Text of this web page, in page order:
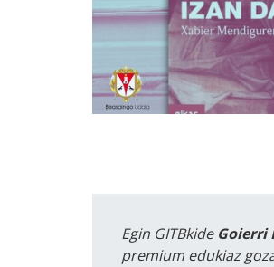
Egin GITBkide Goierri
premium edukiaz